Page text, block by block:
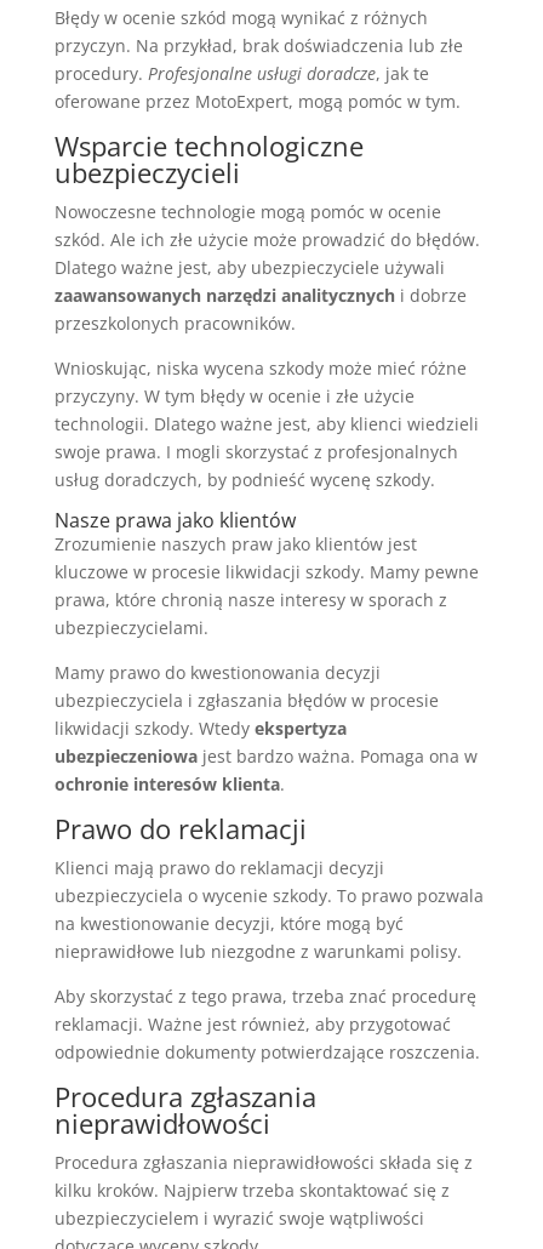
Błędy w ocenie szkód mogą wynikać z różnych
przyczyn. Na przykład, brak doświadczenia lub złe
procedury. Profesjonalne usługi doradcze, jak te
oferowane przez MotoExpert, mogą pomóc w tym.
Wsparcie technologiczne
ubezpieczycieli
Nowoczesne technologie mogą pomóc w ocenie
szkód. Ale ich złe użycie może prowadzić do błędów.
Dlatego ważne jest, aby ubezpieczyciele używali
zaawansowanych narzędzi analitycznychi dobrze
przeszkolonych pracowników.
Wnioskując, niska wycena szkody może mieć różne
przyczyny. W tym błędy w ocenie i złe użycie
technologii. Dlatego ważne jest, aby klienci wiedzieli
swoje prawa. I mogli skorzystać z profesjonalnych
usług doradczych, by podnieść wycenę szkody.
Nasze prawa jako klientów
Zrozumienie naszych praw jako klientów jest
kluczowe w procesie likwidacji szkody. Mamy pewne
prawa, które chronią nasze interesy w sporach z
ubezpieczycielami.
Mamy prawo do kwestionowania decyzji
ubezpieczyciela i zgłaszania błędów w procesie
likwidacji szkody. Wtedy ekspertyza
ubezpieczeniowajest bardzo ważna. Pomaga ona w
ochronie interesów klienta.
Prawo do reklamacji
Klienci mają prawo do reklamacji decyzji
ubezpieczyciela o wycenie szkody. To prawo pozwala
na kwestionowanie decyzji, które mogą być
nieprawidłowe lub niezgodne z warunkami polisy.
Aby skorzystać z tego prawa, trzeba znać procedurę
reklamacji. Ważne jest również, aby przygotować
odpowiednie dokumenty potwierdzające roszczenia.
Procedura zgłaszania
nieprawidłowości
Procedura zgłaszania nieprawidłowości składa się z
kilku kroków. Najpierw trzeba skontaktować się z
ubezpieczycielem i wyrazić swoje wątpliwości